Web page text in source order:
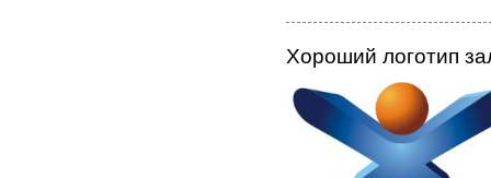
Хороший логотип